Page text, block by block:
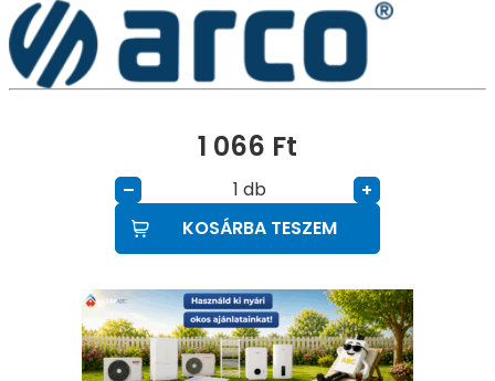
1 066 Ft
– db
+
KOSÁRBA TESZEM